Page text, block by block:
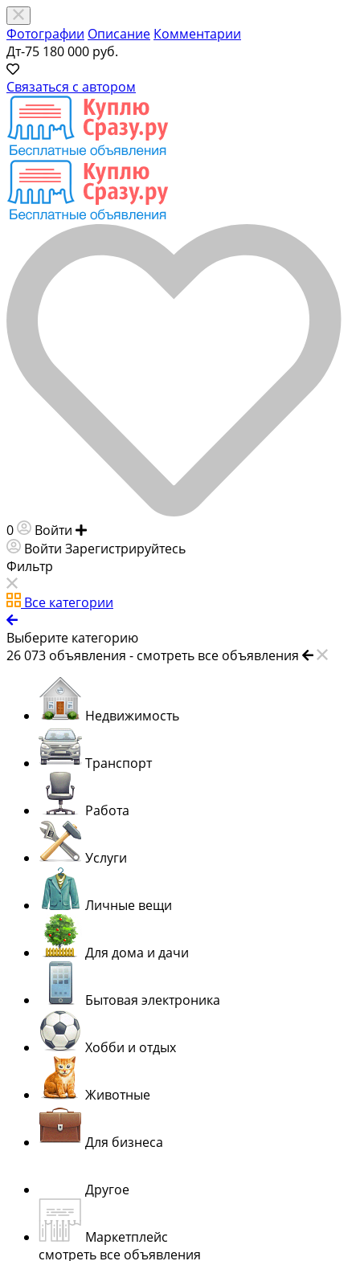
Фотографии Описание Комментарии
Дт-75 180 000 руб.
Связаться с автором
0 Войти
Войти Зарегистрируйтесь
Фильтр
Все категории
Выберите категорию
26 073 объявления - смотреть все объявления
Недвижимость
Транспорт
Работа
Услуги
Личные вещи
Для дома и дачи
Бытовая электроника
Хобби и отдых
Животные
Для бизнеса
Другое
Маркетплейс
смотреть все объявления